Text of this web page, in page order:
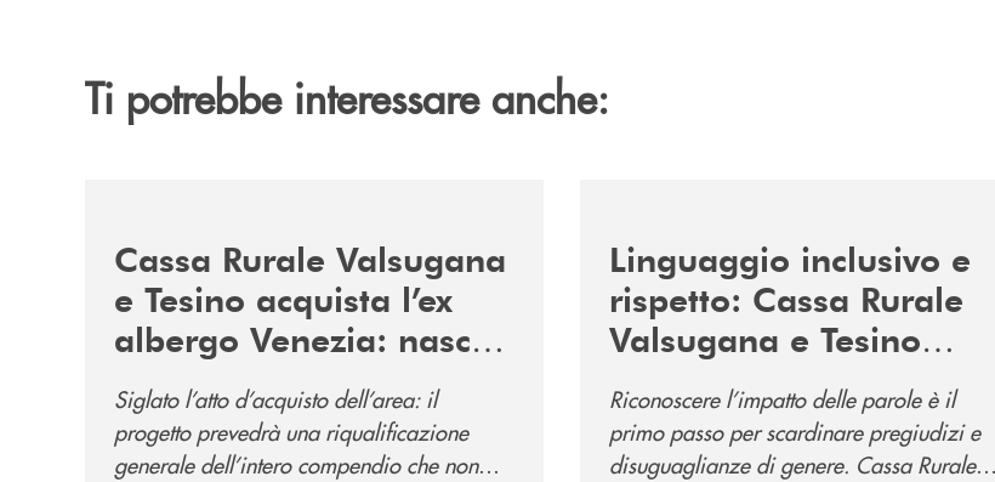
Ti potrebbe interessare anche:
Cassa Rurale Valsugana
e Tesino acquista l’ex
albergo Venezia: nasce
il nuovo polo
direzionale della banca
e al servizio della
Siglato l’atto d’acquisto dell’area: il
progetto prevedrà una riqualificazione
generale dell’intero compendio che non
Linguaggio inclusivo e
rispetto: Cassa Rurale
Valsugana e Tesino
promuove la campagna
“Tolleranza Zero”
Riconoscere l’impatto delle parole è il
primo passo per scardinare pregiudizi e
disuguaglianze di genere. Cassa Rurale